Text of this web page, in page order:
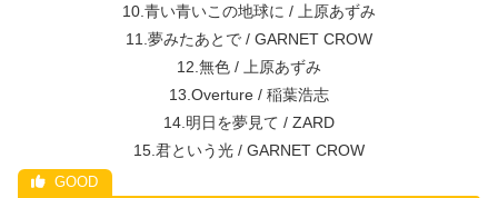
10.青い青いこの地球に / 上原あずみ
11.夢みたあとで / GARNET CROW
12.無色 / 上原あずみ
13.Overture / 稲葉浩志
14.明日を夢見て / ZARD
15.君という光 / GARNET CROW